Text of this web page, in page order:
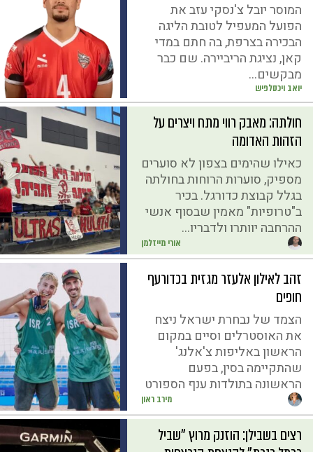
יואב ויכסלפיש
המוסר יובל צ'נסקי עזב את
הפועל המעפיל לטובת הליגה
הבכירה בצרפת, בה חתם במדי
קאן, נציגת הריביירה. שם כבר
מבקשים...
אורי מייזלמן
חולתה: מאבק רווי מתח ויצרים על
הזהות האדומה
כאילו שהימים בצפון לא סוערים
מספיק, סוערות הרוחות בחולתה
בגלל קבוצת כדורגל. בכיר
ב"טרופיות" מאמין שבסוף אנשי
ההרחבה יוותרו ולדבריו...
מירב ראון
זהב לאילון אלעזר מגזית בכדורעף
חופים
הצמד של נבחרת ישראל ניצח
את האוסטרלים וסיים במקום
הראשון באליפות צ'אלנג'
שהתקיימה בסין, בפעם
הראשונה בתולדות ענף הספורט
רצים בשבילן: הוזנק מרוץ "שביל